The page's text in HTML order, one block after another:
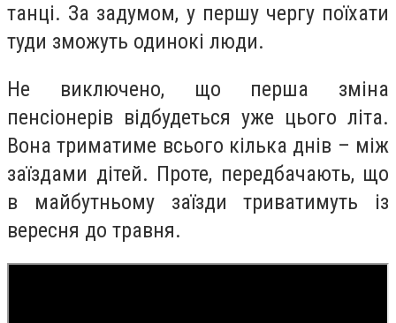
танці. За задумом, у першу чергу поїхати
туди зможуть одинокі люди.
Не виключено, що перша зміна
пенсіонерів відбудеться уже цього літа.
Вона триматиме всього кілька днів – між
заїздами дітей. Проте, передбачають, що
в майбутньому заїзди триватимуть із
вересня до травня.